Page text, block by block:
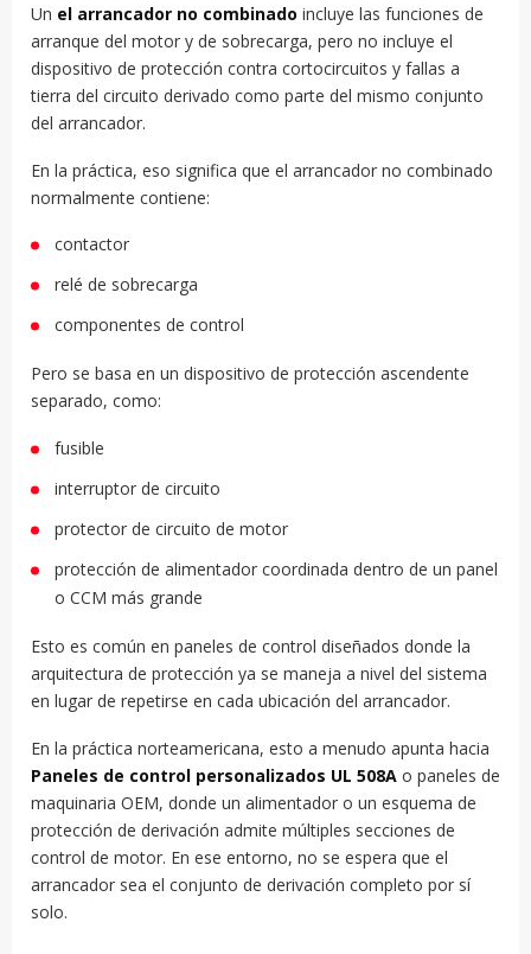
Un el arrancador no combinado incluye las funciones de
arranque del motor y de sobrecarga, pero no incluye el
dispositivo de protección contra cortocircuitos y fallas a
tierra del circuito derivado como parte del mismo conjunto
del arrancador.
En la práctica, eso significa que el arrancador no combinado
normalmente contiene:
contactor
relé de sobrecarga
componentes de control
Pero se basa en un dispositivo de protección ascendente
separado, como:
fusible
interruptor de circuito
protector de circuito de motor
protección de alimentador coordinada dentro de un panel
o CCM más grande
Esto es común en paneles de control diseñados donde la
arquitectura de protección ya se maneja a nivel del sistema
en lugar de repetirse en cada ubicación del arrancador.
En la práctica norteamericana, esto a menudo apunta hacia
Paneles de control personalizados UL 508A o paneles de
maquinaria OEM, donde un alimentador o un esquema de
protección de derivación admite múltiples secciones de
control de motor. En ese entorno, no se espera que el
arrancador sea el conjunto de derivación completo por sí
solo.